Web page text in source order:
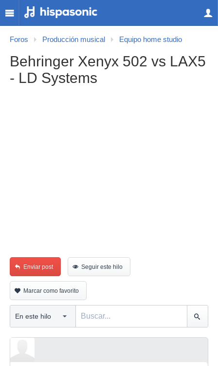
Foros Producción musical Equipo home studio
Behringer Xenyx 502 vs LAX5
- LD Systems
Enviar post Seguir este hilo
Marcar como favorito